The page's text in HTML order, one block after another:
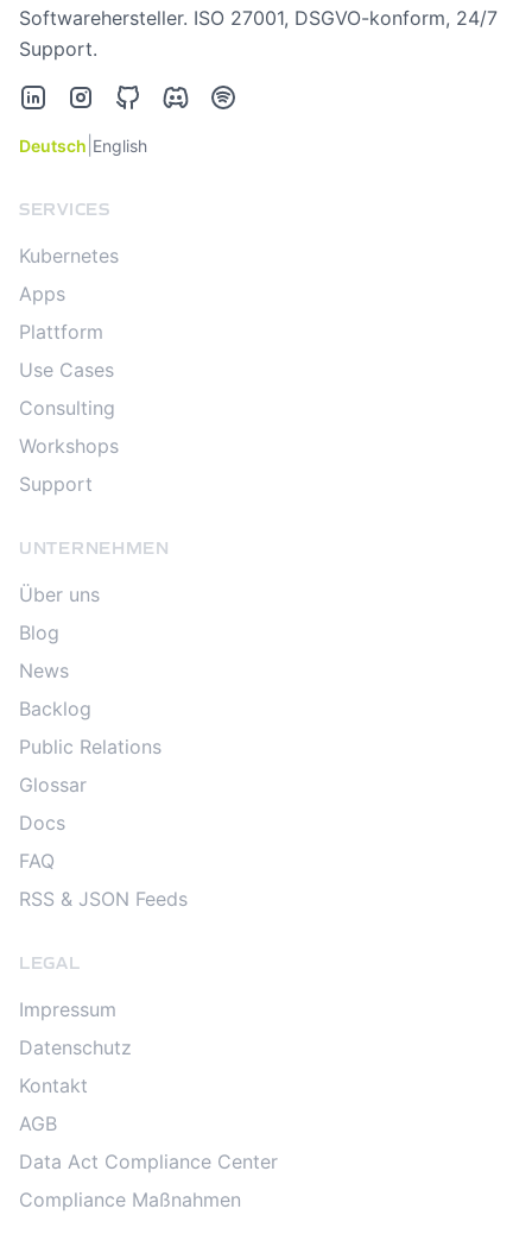
Softwarehersteller. ISO 27001, DSGVO-konform, 24/7
Support.
LinkedInInstagramGitHubDiscordSpotify
Deutsch English
SERVICES
Kubernetes
Apps
Plattform
Use Cases
Consulting
Workshops
Support
UNTERNEHMEN
Über uns
Blog
News
Backlog
Public Relations
Glossar
Docs
FAQ
RSS & JSON Feeds
LEGAL
Impressum
Datenschutz
Kontakt
AGB
Data Act Compliance Center
Compliance Maßnahmen